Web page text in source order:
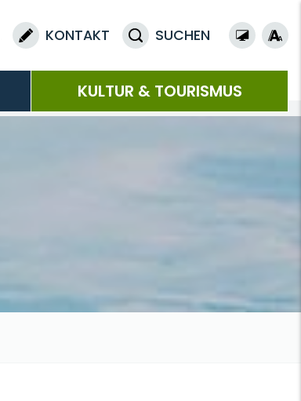
KONTAKT SUCHEN
KULTUR & TOURISMUS